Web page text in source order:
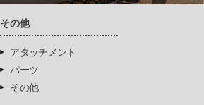
その他
アタッチメント
パーツ
その他